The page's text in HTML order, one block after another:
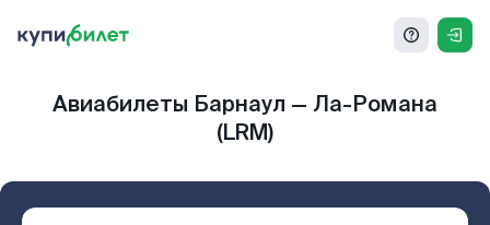
Авиабилеты Барнаул — Ла-Романа
(LRM)